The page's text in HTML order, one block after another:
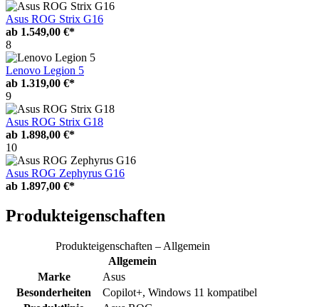
Asus ROG Strix G16
ab 1.549,00 €*
8
Lenovo Legion 5
ab 1.319,00 €*
9
Asus ROG Strix G18
ab 1.898,00 €*
10
Asus ROG Zephyrus G16
ab 1.897,00 €*
Produkteigenschaften
Produkteigenschaften – Allgemein
Allgemein
Marke
Asus
Besonderheiten
Copilot+, Windows 11 kompatibel